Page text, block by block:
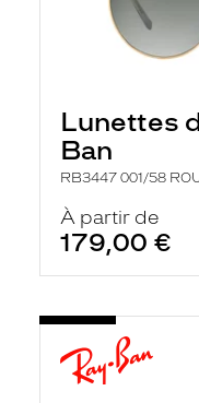
Lunettes
Ban
RB3447 001/58
À partir de
179,00 €